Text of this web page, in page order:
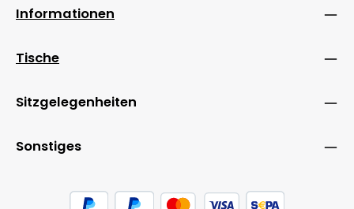
Informationen
Tische
Sitzgelegenheiten
Sonstiges